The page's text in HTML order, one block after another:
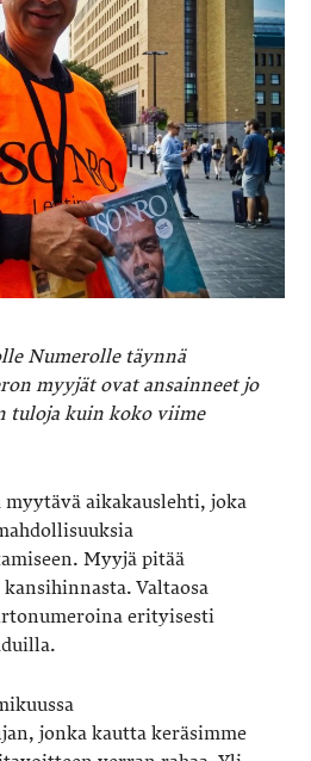
Numerolle täynnä
myyjät ovat ansainneet jo
tuloja kuin koko viime
aikakauslehti, joka
Myyjä pitää
Valtaosa
erityisesti
jonka kautta keräsimme